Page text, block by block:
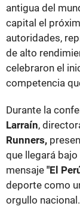
antigua del
capital el
autoridades,
de alto
celebraron el
competencia
Durante la
Larraín,
Runners,
que llegará
mensaje "El
deporte como
orgullo nacional.